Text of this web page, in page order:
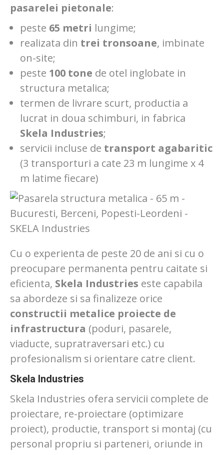
pasarelei pietonale:
peste 65 metri lungime;
realizata din trei tronsoane, imbinate
on-site;
peste 100 tone de otel inglobate in
structura metalica;
termen de livrare scurt, productia a
lucrat in doua schimburi, in fabrica
Skela Industries;
servicii incluse de transport agabaritic
(3 transporturi a cate 23 m lungime x 4
m latime fiecare)
Cu o experienta de peste 20 de ani si cu o
preocupare permanenta pentru caitate si
eficienta, Skela Industries este capabila
sa abordeze si sa finalizeze orice
constructii metalice proiecte de
infrastructura (poduri, pasarele,
viaducte, supratraversari etc.) cu
profesionalism si orientare catre client.
Skela Industries
Skela Industries ofera servicii complete de
proiectare, re-proiectare (optimizare
proiect), productie, transport si montaj (cu
personal propriu si parteneri, oriunde in